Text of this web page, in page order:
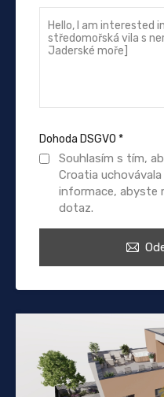
Dohoda DSGVO *
Souhlasím s tím,
Croatia
informace, abyste
dotaz.